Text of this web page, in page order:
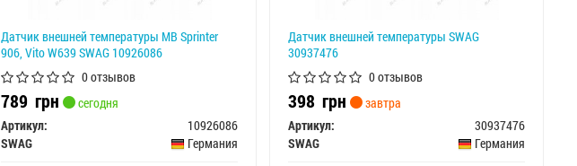
Датчик внешней температуры MB Sprinter
906, Vito W639 SWAG 10926086
0 отзывов
789грн
сегодня
Артикул:
10926086
SWAG
Германия
Датчик внешней температуры SWAG
30937476
0 отзывов
398грн
завтра
Артикул:
30937476
SWAG
Германия